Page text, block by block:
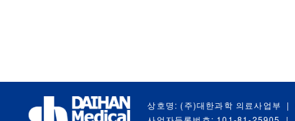
상호명: (주)대한과학 의료사업부 |